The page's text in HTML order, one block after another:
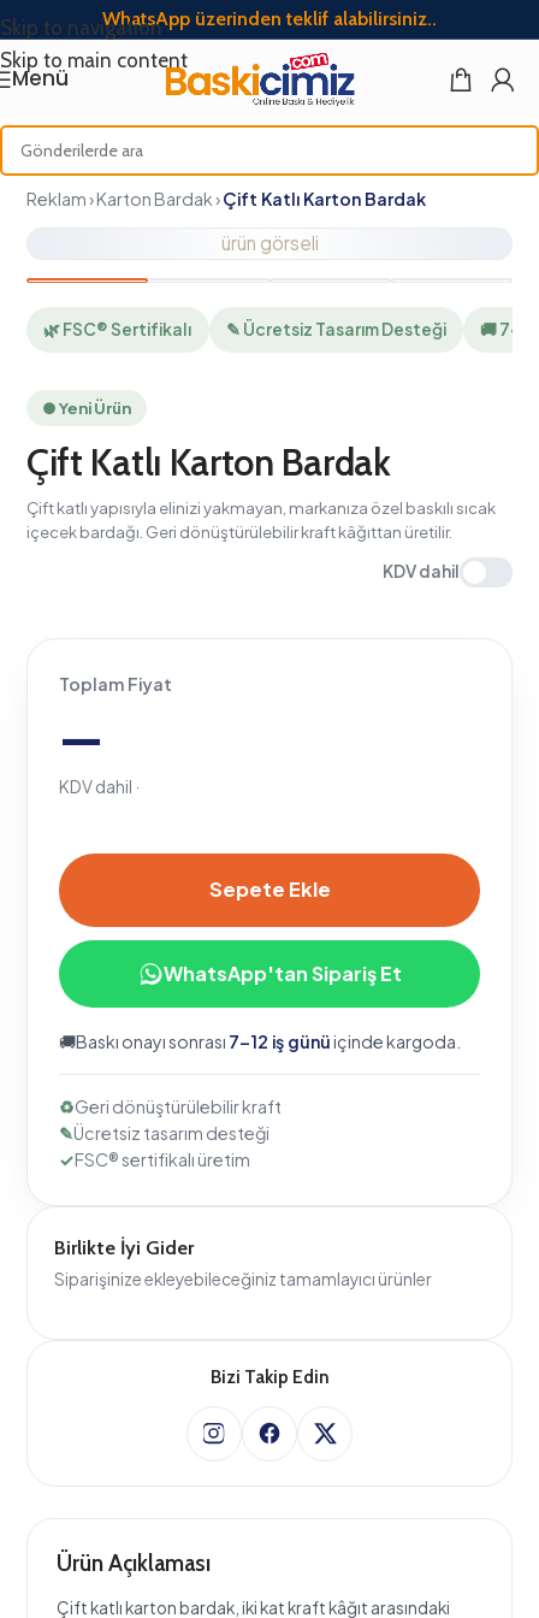
Skip to navigation
Skip to main content
WhatsApp üzerinden teklif alabilirsiniz..
Menü
Reklam › Karton Bardak ›Çift Katlı Karton Bardak
Ürün Açıklaması
Çift katlı karton bardak, iki kat kraft kâğıt arasındaki
hava boşluğu sayesinde sıcak içeceğin ısısını dışarı
etkinliğinizin ya da paket servisinizin imzasını taşır.
gıdayla temasa uygun şekilde kaplanmıştır. Sıcak
Çift Katlı Karton Bardak
Çift katlı yapısıyla elinizi yakmayan, markanıza özel baskılı sıcak
içecek bardağı. Geri dönüştürülebilir kraft kâğıttan üretilir.
KDV dahil
—
WhatsApp'tan Sipariş Et
🚚Baskı onayı sonrası7–12 iş günüiçinde kargoda.
Geri dönüştürülebilir kraft
✓FSC® sertifikalı üretim
Birlikte İyi Gider
Siparişinize ekleyebileceğiniz tamamlayıcı ürünler
Bizi Takip Edin